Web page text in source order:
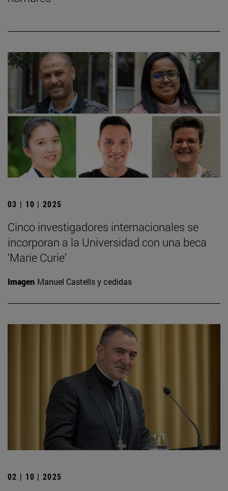
03 | 10 | 2025
Cinco investigadores internacionales se
incorporan a la Universidad con una beca
‘Marie Curie’
Imagen Manuel Castells y cedidas
02 | 10 | 2025